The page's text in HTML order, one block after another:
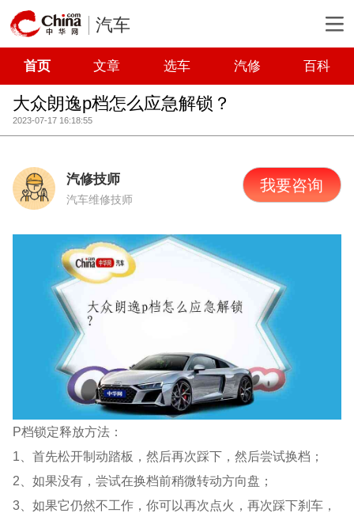
汽车
首页 文章 选车 汽修 百科
大众朗逸p档怎么应急解锁？
2023-07-17 16:18:55
汽修技师
汽车维修技师
我要咨询
P档锁定释放方法：
1、首先松开制动踏板，然后再次踩下，然后尝试换档；
2、如果没有，尝试在换档前稍微转动方向盘；
3、如果它仍然不工作，你可以再次点火，再次踩下刹车，